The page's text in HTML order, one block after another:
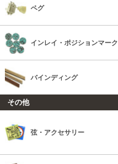
ペグ
インレイ・ポジションマーク
バインディング
その他
弦・アクセサリー